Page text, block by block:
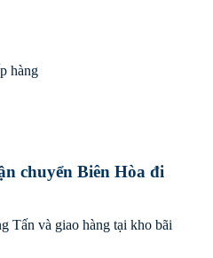
hàng
chuyển Biên Hòa đi
Tấn và giao hàng tại kho bãi